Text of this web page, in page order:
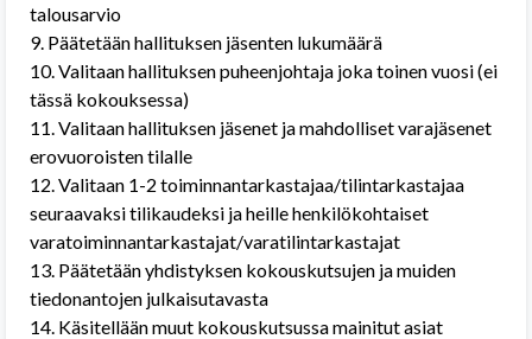
talousarvio
9. Päätetään hallituksen jäsenten lukumäärä
10. Valitaan hallituksen puheenjohtaja joka toinen vuosi (ei
tässä kokouksessa)
11. Valitaan hallituksen jäsenet ja mahdolliset varajäsenet
erovuoroisten tilalle
12. Valitaan 1-2 toiminnantarkastajaa/tilintarkastajaa
seuraavaksi tilikaudeksi ja heille henkilökohtaiset
varatoiminnantarkastajat/varatilintarkastajat
13. Päätetään yhdistyksen kokouskutsujen ja muiden
tiedonantojen julkaisutavasta
14. Käsitellään muut kokouskutsussa mainitut asiat